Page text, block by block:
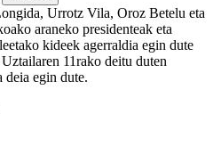
Urrotz Vila, Oroz Betelu eta
araneko presidenteak eta
kideek agerraldia egin dute
11rako deitu duten
deia egin dute.